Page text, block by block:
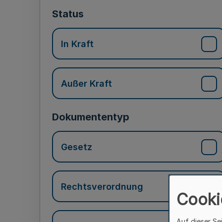
Status
In Kraft
Außer Kraft
Dokumententyp
Gesetz
Rechtsverordnung